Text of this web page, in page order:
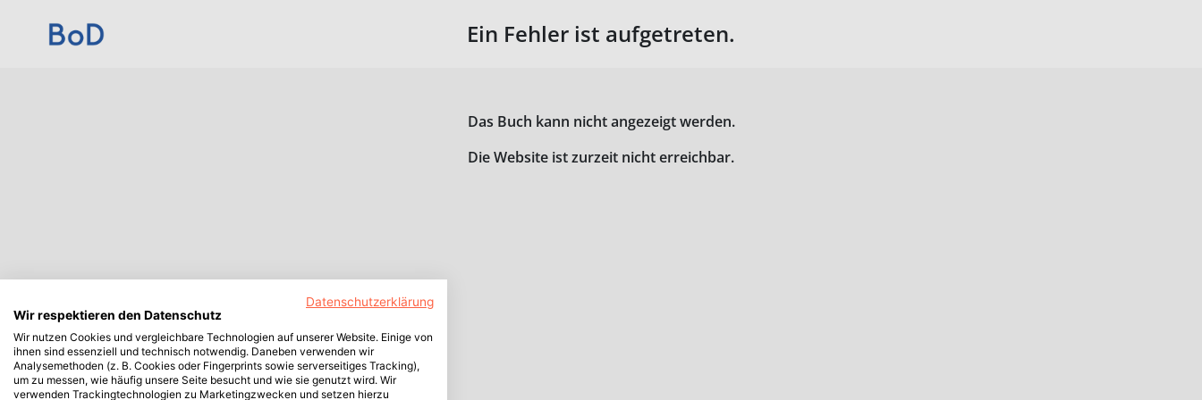
Ein Fehler ist aufgetreten.
Das Buch kann nicht angezeigt werden.
Die Website ist zurzeit nicht erreichbar.
Datenschutzerklärung
Wir respektieren den Datenschutz
Wir nutzen Cookies und vergleichbare Technologien auf unserer Website. Einige von
ihnen sind essenziell und technisch notwendig. Daneben verwenden wir
Analysemethoden (z. B. Cookies oder Fingerprints sowie serverseitiges Tracking),
um zu messen, wie häufig unsere Seite besucht und wie sie genutzt wird. Wir
verwenden Trackingtechnologien zu Marketingzwecken und setzen hierzu